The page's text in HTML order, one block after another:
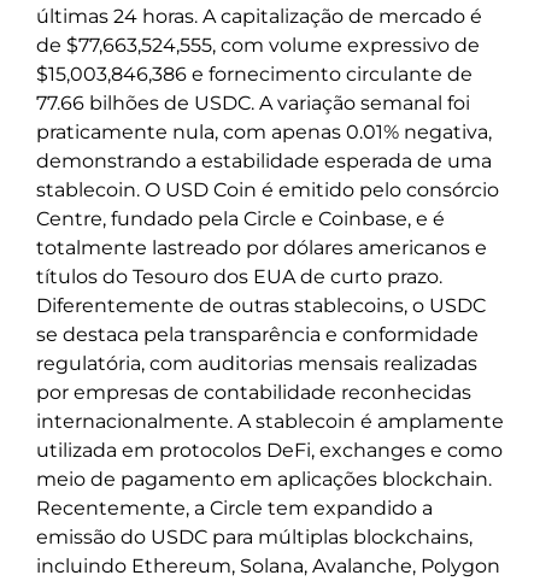
últimas 24 horas. A capitalização de mercado é
de $77,663,524,555, com volume expressivo de
$15,003,846,386 e fornecimento circulante de
77.66 bilhões de USDC. A variação semanal foi
praticamente nula, com apenas 0.01% negativa,
demonstrando a estabilidade esperada de uma
stablecoin. O USD Coin é emitido pelo consórcio
Centre, fundado pela Circle e Coinbase, e é
totalmente lastreado por dólares americanos e
títulos do Tesouro dos EUA de curto prazo.
Diferentemente de outras stablecoins, o USDC
se destaca pela transparência e conformidade
regulatória, com auditorias mensais realizadas
por empresas de contabilidade reconhecidas
internacionalmente. A stablecoin é amplamente
utilizada em protocolos DeFi, exchanges e como
meio de pagamento em aplicações blockchain.
Recentemente, a Circle tem expandido a
emissão do USDC para múltiplas blockchains,
incluindo Ethereum, Solana, Avalanche, Polygon